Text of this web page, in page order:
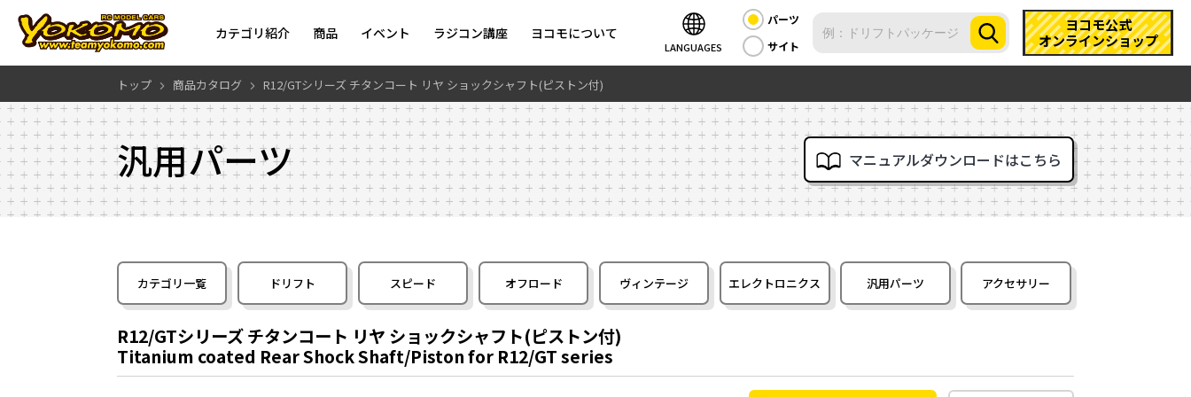
カテゴリ紹介 商品 イベント ラジコン講座 ヨコモについて
LANGUAGES
パーツ
サイト
ヨコモ公式
オンラインショップ
トップ 商品カタログ R12/GTシリーズ チタンコート リヤ ショックシャフト(ピストン付)
汎用パーツ マニュアルダウンロードはこちら
カテゴリ一覧 ドリフト スピード オフロード ヴィンテージ エレクトロニクス 汎用パーツ アクセサリー
R12/GTシリーズ チタンコート リヤ ショックシャフト(ピストン付)
Titanium coated Rear Shock Shaft/Piston for R12/GT series